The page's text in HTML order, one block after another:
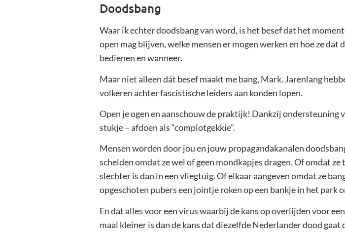
Doodsbang
Waar ik echter doodsbang van word, is het besef dat het
open mag blijven, welke mensen er mogen werken en hoe ze
bedienen en wanneer.
Maar niet alleen dát besef maakt me bang, Mark. Jarenlang
volkeren achter fascistische leiders aan konden lopen.
Open je ogen en aanschouw de praktijk! Dankzij
stukje – afdoen als “complotgekkie”.
Mensen worden door jou en jouw propagandakanalen
schelden omdat ze wel of geen mondkapjes dragen. Of omdat
slechter is dan in een vliegtuig. Of elkaar aangeven omdat ze
opgeschoten pubers een jointje roken op een bankje in het park
En dat alles voor een virus waarbij de kans op overlijden voor
maal kleiner is dan de kans dat diezelfde Nederlander dood gaat